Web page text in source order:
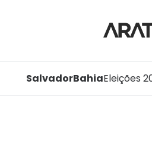
SalvadorBahiaEleições